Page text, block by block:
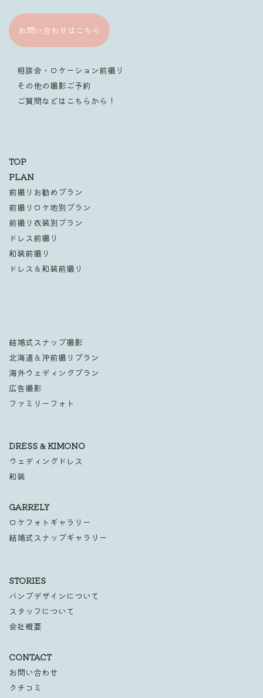
お問い合わせはこちら
相談会・ロケーション前撮り
その他の撮影ご予約
ご質問などはこちらから！
TOP
PLAN
前撮りお勧めプラン
前撮りロケ地別プラン
前撮り衣装別プラン
ドレス前撮り
和装前撮り
ドレス＆和装前撮り
結婚式スナップ撮影
北海道＆沖前撮りプラン
海外ウェディングプラン
広告撮影
ファミリーフォト
DRESS & KIMONO
ウェディングドレス
和装
GARRELY
ロケフォトギャラリー
結婚式スナップギャラリー
STORIES
バンプデザインについて
スタッフについて
会社概要
CONTACT
お問い合わせ
クチコミ